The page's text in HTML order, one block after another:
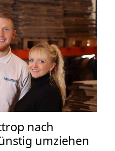
nach
umziehen